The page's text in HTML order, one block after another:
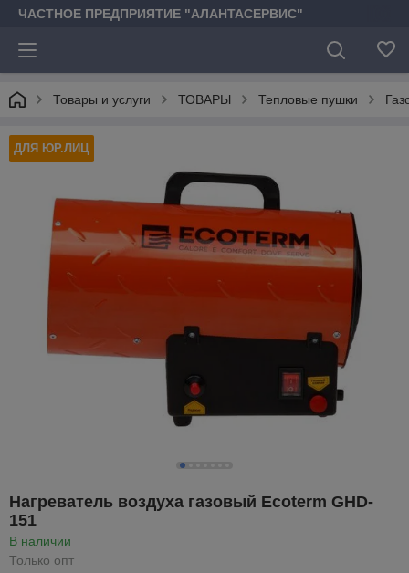
ЧАСТНОЕ ПРЕДПРИЯТИЕ "АЛАНТАСЕРВИС"
Товары и услуги ТОВАРЫ Тепловые пушки
ДЛЯ ЮР.ЛИЦ
Нагреватель воздуха газовый Ecoterm GHD-
151
В наличии
Только опт